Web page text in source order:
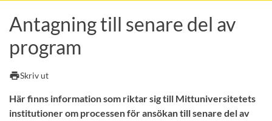
Antagning till senare del av
program
printSkriv ut
Här finns information som riktar sig till Mittuniversitetets
institutioner om processen för ansökan till senare del av